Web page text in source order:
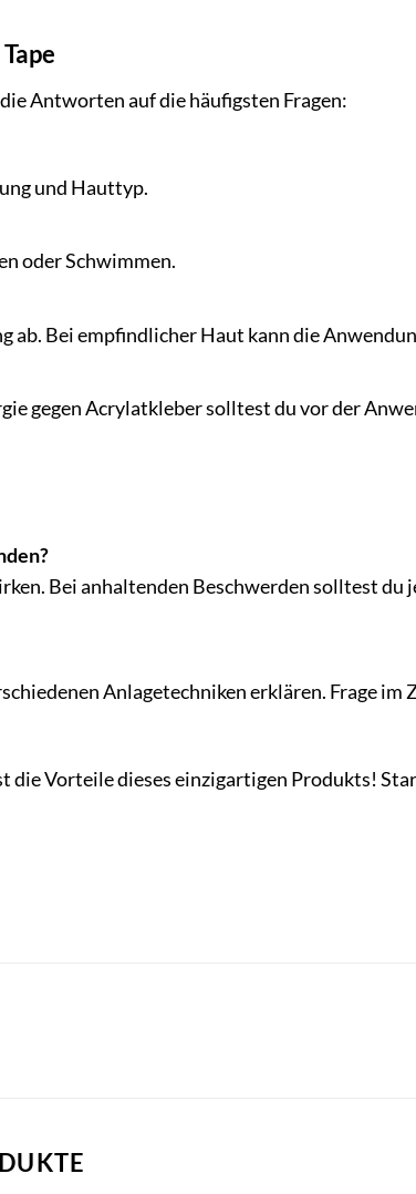
Antworten auf die häufigsten Fragen:
und Hauttyp.
oder Schwimmen.
ab. Bei empfindlicher Haut kann die
gegen Acrylatkleber solltest du vor der
Bei anhaltenden Beschwerden solltest du
Anlagetechniken erklären. Frage im
die Vorteile dieses einzigartigen Produkts!